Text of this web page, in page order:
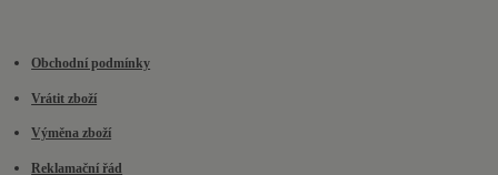
Obchodní podmínky
Vrátit zboží
Výměna zboží
Reklamační řád